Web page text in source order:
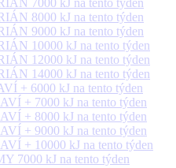
7000 kJ na tento týden
8000 kJ na tento týden
9000 kJ na tento týden
10000 kJ na tento týden
12000 kJ na tento týden
14000 kJ na tento týden
+ 6000 kJ na tento týden
+ 7000 kJ na tento týden
+ 8000 kJ na tento týden
+ 9000 kJ na tento týden
+ 10000 kJ na tento týden
7000 kJ na tento týden